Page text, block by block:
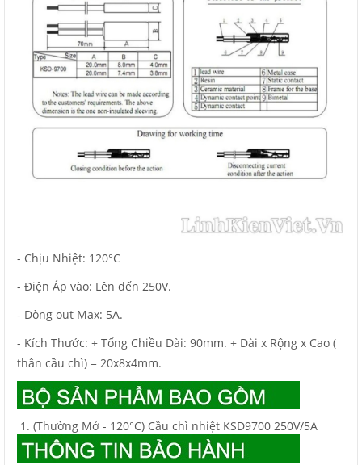
- Chịu Nhiệt: 120°C
- Điện Áp vào: Lên đến 250V.
- Dòng out Max: 5A.
- Kích Thước: + Tổng Chiều Dài: 90mm. + Dài x Rộng x Cao (
thân cầu chì) = 20x8x4mm.
(Thường Mở - 120°C) Cầu chì nhiệt KSD9700 250V/5A